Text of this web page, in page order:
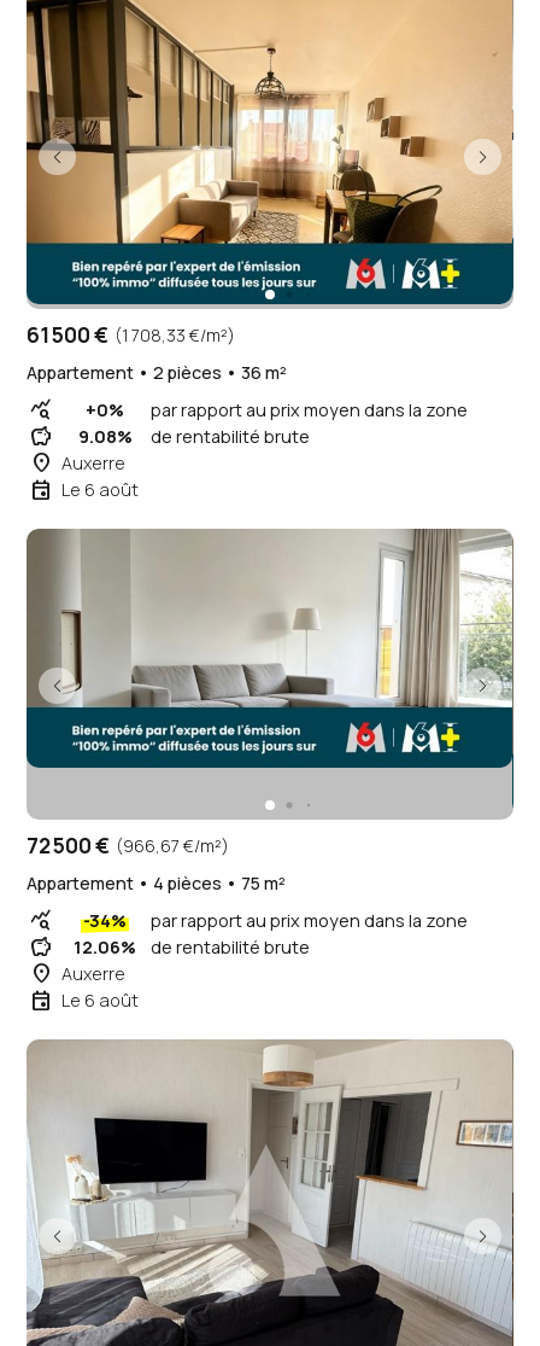
61 500 € (1 708,33 €/m²)
Appartement • 2 pièces • 36 m²
query_stats +0% par rapport au prix moyen dans la zone
savings 9.08% de rentabilité brute
place Auxerre
event Le 6 août
72 500 € (966,67 €/m²)
Appartement • 4 pièces • 75 m²
query_stats -34% par rapport au prix moyen dans la zone
savings 12.06% de rentabilité brute
place Auxerre
event Le 6 août